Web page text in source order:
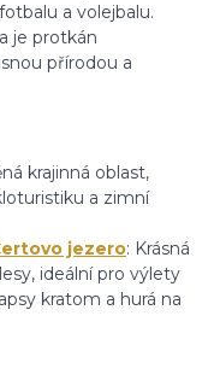
a volejbalu.
je protkán
přírodou a
krajinná oblast,
a zimní
jezero: Krásná
ideální pro výlety
kratom a hurá na